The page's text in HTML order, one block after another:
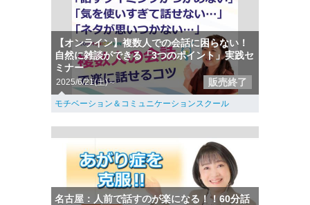
【オンライン】複数人での会話に困らない！
自然に雑談ができる「3つのポイント」実践セ
ミナー
2025/6/21(土)～ 販売終了
モチベーション＆コミュニケーションスクール
名古屋：人前で話すのが楽になる！！60分話